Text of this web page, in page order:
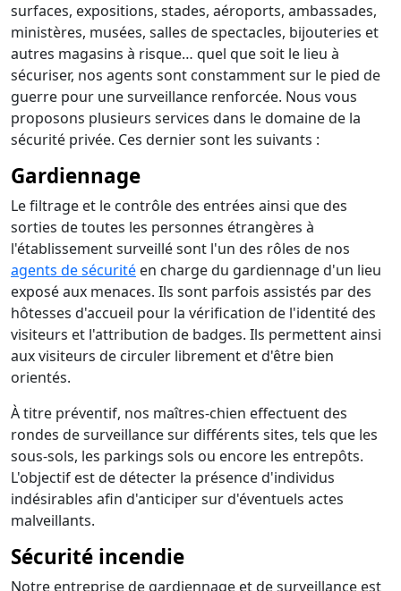
surfaces, expositions, stades, aéroports, ambassades,
ministères, musées, salles de spectacles, bijouteries et
autres magasins à risque… quel que soit le lieu à
sécuriser, nos agents sont constamment sur le pied de
guerre pour une surveillance renforcée. Nous vous
proposons plusieurs services dans le domaine de la
sécurité privée. Ces dernier sont les suivants :
Gardiennage
Le filtrage et le contrôle des entrées ainsi que des
sorties de toutes les personnes étrangères à
l'établissement surveillé sont l'un des rôles de nos
agents de sécurité en charge du gardiennage d'un lieu
exposé aux menaces. Ils sont parfois assistés par des
hôtesses d'accueil pour la vérification de l'identité des
visiteurs et l'attribution de badges. Ils permettent ainsi
aux visiteurs de circuler librement et d'être bien
orientés.
À titre préventif, nos maîtres-chien effectuent des
rondes de surveillance sur différents sites, tels que les
sous-sols, les parkings sols ou encore les entrepôts.
L'objectif est de détecter la présence d'individus
indésirables afin d'anticiper sur d'éventuels actes
malveillants.
Sécurité incendie
Notre entreprise de gardiennage et de surveillance est